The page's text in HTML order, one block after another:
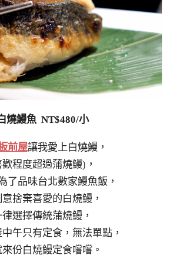
燒鰻魚 NT$480/小
前屋讓我愛上白燒鰻，
程度超過蒲燒鰻)，
了品味台北數家鰻魚飯，
捨棄喜愛的白燒鰻，
律選擇傳統蒲燒鰻，
午只有定食，無法單點，
來份白燒鰻定食嚐嚐。